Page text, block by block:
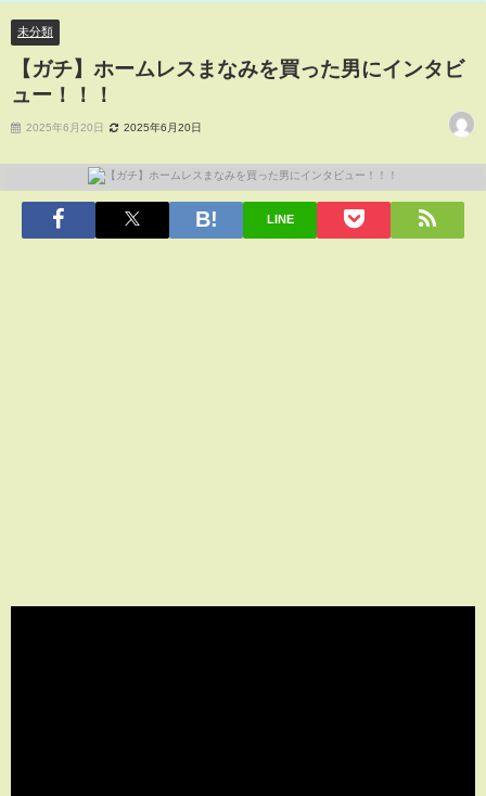
未分類
【ガチ】ホームレスまなみを買った男にインタビ
ュー！！！
2025年6月20日 2025年6月20日
LINE